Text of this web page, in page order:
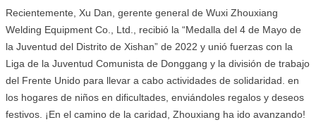
Recientemente, Xu Dan, gerente general de Wuxi Zhouxiang
Welding Equipment Co., Ltd., recibió la “Medalla del 4 de Mayo de
la Juventud del Distrito de Xishan” de 2022 y unió fuerzas con la
Liga de la Juventud Comunista de Donggang y la división de trabajo
del Frente Unido para llevar a cabo actividades de solidaridad. en
los hogares de niños en dificultades, enviándoles regalos y deseos
festivos. ¡En el camino de la caridad, Zhouxiang ha ido avanzando!